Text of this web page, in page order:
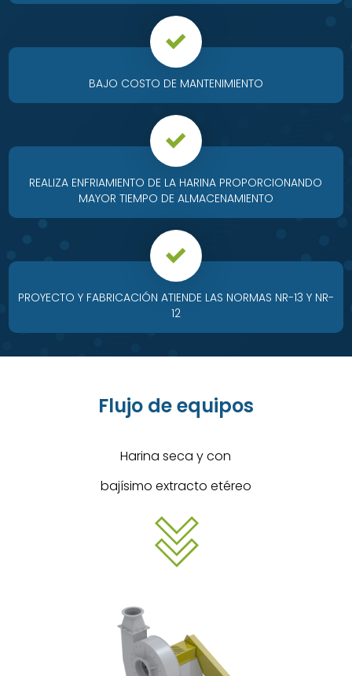
BAJO COSTO DE MANTENIMIENTO
REALIZA ENFRIAMIENTO DE LA HARINA PROPORCIONANDO
MAYOR TIEMPO DE ALMACENAMIENTO
PROYECTO Y FABRICACIÓN ATIENDE LAS NORMAS NR-13 Y NR-
12
Flujo de equipos
Harina seca y con
bajísimo extracto etéreo